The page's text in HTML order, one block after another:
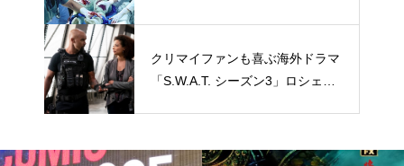
クリマイファンも喜ぶ海外ドラマ
「S.W.A.T. シーズン3」ロシェ